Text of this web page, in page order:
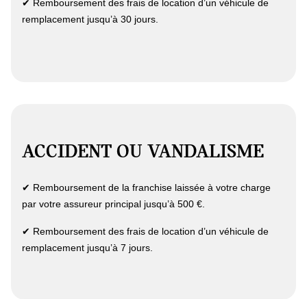
✔ Remboursement des frais de location d’un véhicule de
remplacement jusqu’à 30 jours.
ACCIDENT OU VANDALISME
✔ Remboursement de la franchise laissée à votre charge
par votre assureur principal jusqu’à 500 €.
✔ Remboursement des frais de location d’un véhicule de
remplacement jusqu’à 7 jours.